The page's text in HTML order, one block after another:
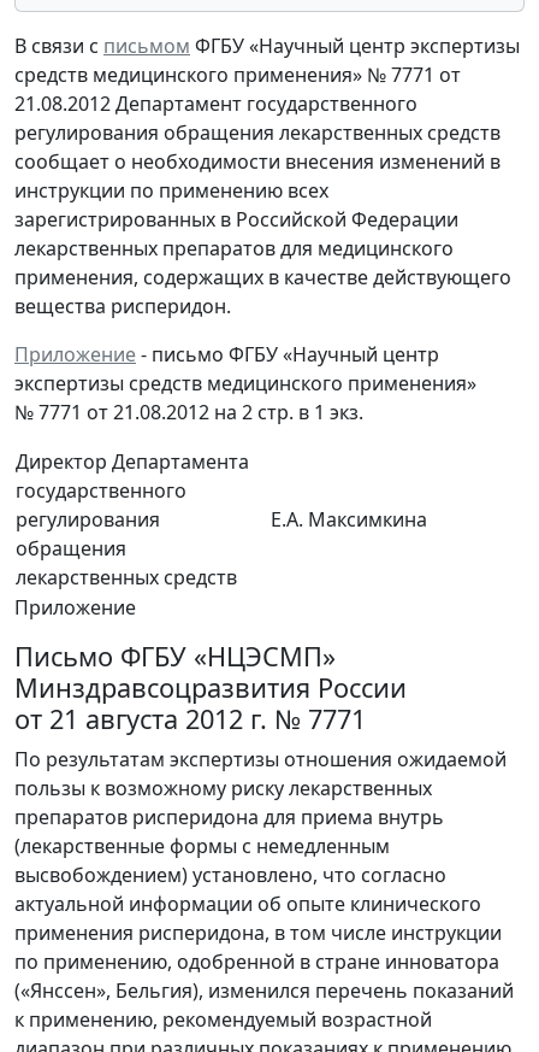
В связи с письмом ФГБУ «Научный центр экспертизы
средств медицинского применения» № 7771 от
21.08.2012 Департамент государственного
регулирования обращения лекарственных средств
сообщает о необходимости внесения изменений в
инструкции по применению всех
зарегистрированных в Российской Федерации
лекарственных препаратов для медицинского
применения, содержащих в качестве действующего
вещества рисперидон.
Приложение- письмо ФГБУ «Научный центр
экспертизы средств медицинского применения»
№ 7771 от 21.08.2012 на 2 стр. в 1 экз.
Директор Департамента
государственного
регулирования
обращения
лекарственных средств
Е.А. Максимкина
Приложение
Письмо ФГБУ «НЦЭСМП»
Минздравсоцразвития России
от 21 августа 2012 г. № 7771
По результатам экспертизы отношения ожидаемой
пользы к возможному риску лекарственных
препаратов рисперидона для приема внутрь
(лекарственные формы с немедленным
высвобождением) установлено, что согласно
актуальной информации об опыте клинического
применения рисперидона, в том числе инструкции
по применению, одобренной в стране инноватора
(«Янссен», Бельгия), изменился перечень показаний
к применению, рекомендуемый возрастной